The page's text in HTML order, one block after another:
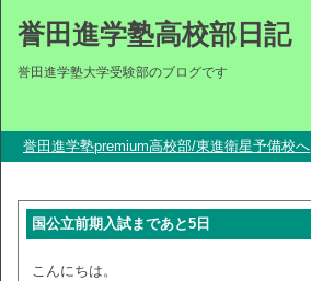
誉田進学塾高校部日記
誉田進学塾大学受験部のブログです
誉田進学塾premium高校部/東進衛星予備校へ
国公立前期入試まであと5日
こんにちは。